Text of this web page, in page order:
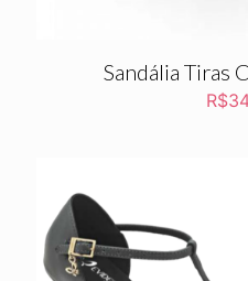
Sandália Tiras
R$